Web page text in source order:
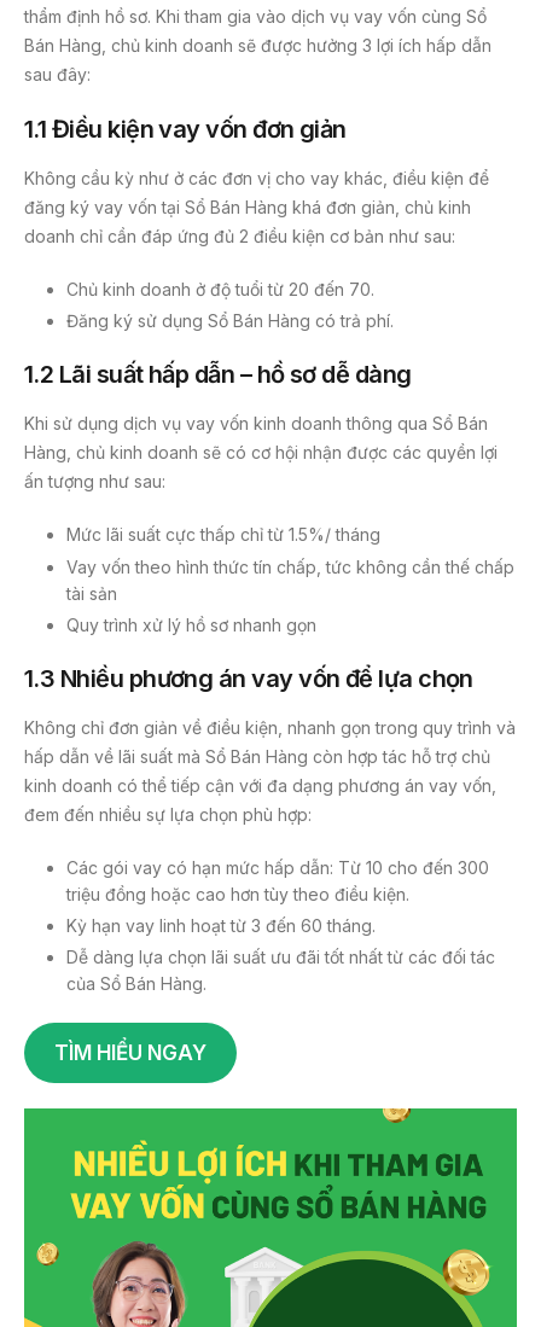
thẩm định hồ sơ. Khi tham gia vào dịch vụ vay vốn cùng Sổ
Bán Hàng, chủ kinh doanh sẽ được hưởng 3 lợi ích hấp dẫn
sau đây:
1.1 Điều kiện vay vốn đơn giản
Không cầu kỳ như ở các đơn vị cho vay khác, điều kiện để
đăng ký vay vốn tại Sổ Bán Hàng khá đơn giản, chủ kinh
doanh chỉ cần đáp ứng đủ 2 điều kiện cơ bản như sau:
Chủ kinh doanh ở độ tuổi từ 20 đến 70.
Đăng ký sử dụng Sổ Bán Hàng có trả phí.
1.2 Lãi suất hấp dẫn – hồ sơ dễ dàng
Khi sử dụng dịch vụ vay vốn kinh doanh thông qua Sổ Bán
Hàng, chủ kinh doanh sẽ có cơ hội nhận được các quyền lợi
ấn tượng như sau:
Mức lãi suất cực thấp chỉ từ 1.5%/ tháng
Vay vốn theo hình thức tín chấp, tức không cần thế chấp
tài sản
Quy trình xử lý hồ sơ nhanh gọn
1.3 Nhiều phương án vay vốn để lựa chọn
Không chỉ đơn giản về điều kiện, nhanh gọn trong quy trình và
hấp dẫn về lãi suất mà Sổ Bán Hàng còn hợp tác hỗ trợ chủ
kinh doanh có thể tiếp cận với đa dạng phương án vay vốn,
đem đến nhiều sự lựa chọn phù hợp:
Các gói vay có hạn mức hấp dẫn: Từ 10 cho đến 300
triệu đồng hoặc cao hơn tùy theo điều kiện.
Kỳ hạn vay linh hoạt từ 3 đến 60 tháng.
Dễ dàng lựa chọn lãi suất ưu đãi tốt nhất từ các đối tác
của Sổ Bán Hàng.
TÌM HIỂU NGAY